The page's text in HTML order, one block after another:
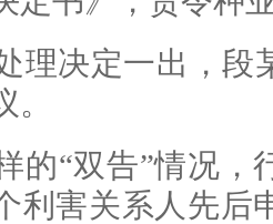
理决定一出，段
的“双告”情况
利害关系人先后